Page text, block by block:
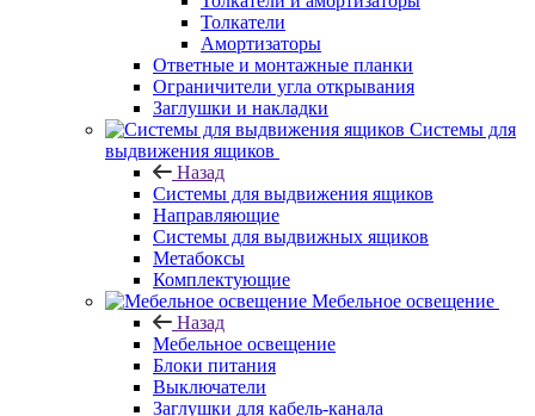
Толкатели
Амортизаторы
Ответные и монтажные планки
Ограничители угла открывания
Заглушки и накладки
Системы для
выдвижения ящиков
Назад
Системы для выдвижения ящиков
Направляющие
Системы для выдвижных ящиков
Метабоксы
Комплектующие
Мебельное освещение
Назад
Мебельное освещение
Блоки питания
Выключатели
Заглушки для кабель-канала